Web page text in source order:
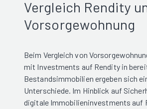
Vergleich Rendity
Vorsorgewohnung
Beim Vergleich von
mit Investments auf Rendity in
Bestandsimmobilien ergeben sich
Unterschiede. Im Hinblick auf
digitale Immobilieninvestments auf